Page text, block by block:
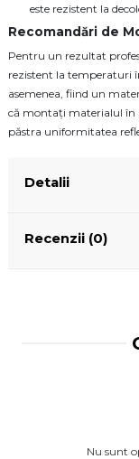
este rezistent la
Recomandări de
Pentru un rezultat
rezistent la temperaturi
asemenea, fiind un
că montați materialul în
păstra uniformitatea
Detalii
Recenzii (0)
Nu sunt